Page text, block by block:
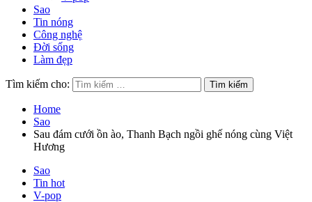
Sao
Tin nóng
Công nghệ
Đời sống
Làm đẹp
Tìm kiếm cho:
Home
Sao
Sau đám cưới ồn ào, Thanh Bạch ngồi ghế nóng cùng Việt
Hương
Sao
Tin hot
V-pop